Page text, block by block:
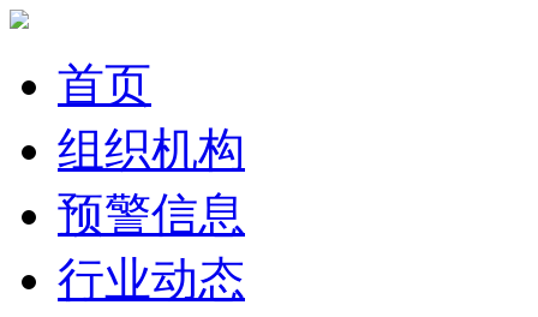
首页
组织机构
预警信息
行业动态